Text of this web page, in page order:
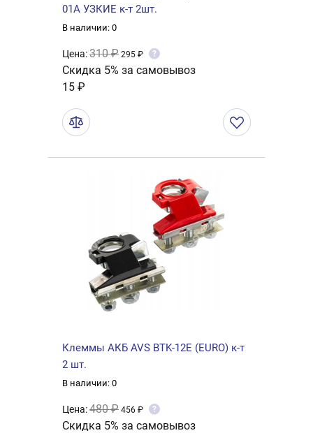
01A УЗКИЕ к-т 2шт.
В наличии: 0
Цена:310 ₽ 295 ₽ ?
Скидка 5% за самовывоз
15 ₽
Клеммы АКБ AVS BTK-12E (EURO) к-т
2 шт.
В наличии: 0
Цена:480 ₽ 456 ₽ ?
Скидка 5% за самовывоз